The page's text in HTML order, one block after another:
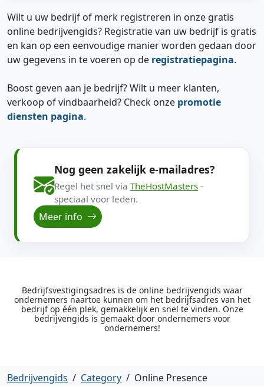
Wilt u uw bedrijf of merk registreren in onze gratis
online bedrijvengids? Registratie van uw bedrijf is gratis
en kan op een eenvoudige manier worden gedaan door
uw gegevens in te voeren op de registratiepagina.
Boost geven aan je bedrijf? Wilt u meer klanten,
verkoop of vindbaarheid? Check onze promotie
diensten pagina.
Nog geen zakelijk e-mailadres?
Regel het snel via TheHostMasters -
speciaal voor leden.
Meer info
Bedrijfsvestigingsadres is de online bedrijvengids waar
ondernemers naartoe kunnen om het bedrijfsadres van het
bedrijf op één plek, gemakkelijk en snel te vinden. Onze
bedrijvengids is gemaakt door ondernemers voor
ondernemers!
Bedrijvengids / Category / Online Presence